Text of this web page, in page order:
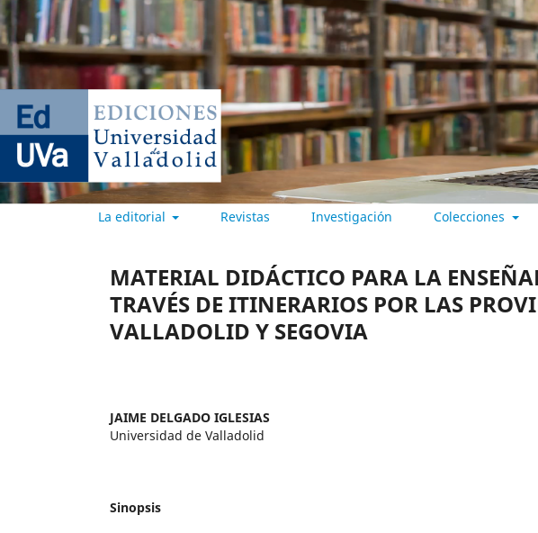
La editorial Revistas Investigación Colecciones
MATERIAL DIDÁCTICO PARA LA
TRAVÉS DE ITINERARIOS POR LAS
VALLADOLID Y SEGOVIA
JAIME DELGADO IGLESIAS
Universidad de Valladolid
Sinopsis